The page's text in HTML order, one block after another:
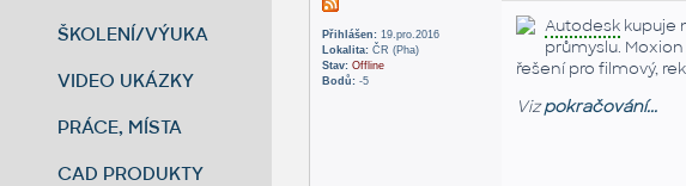
ŠKOLENÍ/VÝUKA
VIDEO UKÁZKY
PRÁCE, MÍSTA
CAD PRODUKTY
Přihlášen:19.pro.2016
Lokalita:ČR (Pha)
Stav: Offline
Bodů:-5
Autodeskkupuje
průmyslu.
řešení pro filmový,
Vizpokračování...